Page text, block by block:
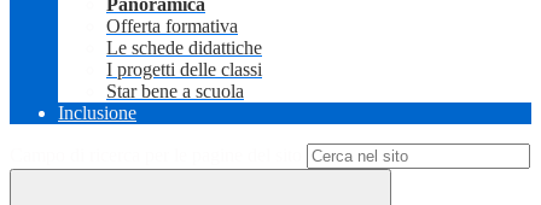
Panoramica
Offerta formativa
Le schede didattiche
I progetti delle classi
Star bene a scuola
Inclusione